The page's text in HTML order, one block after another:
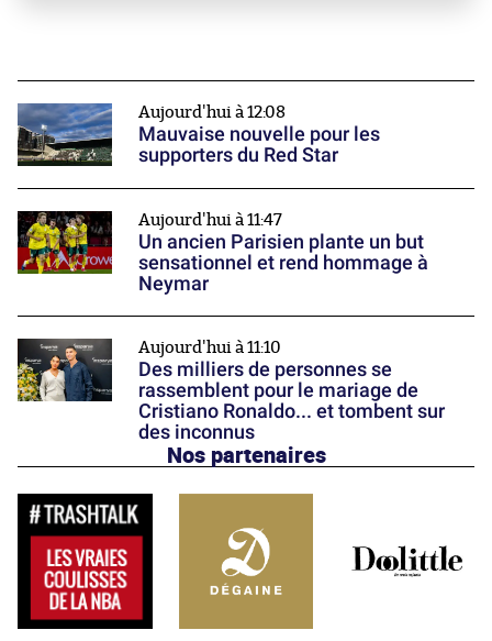
Aujourd'hui à 12:08
Mauvaise nouvelle pour les
supporters du Red Star
Aujourd'hui à 11:47
Un ancien Parisien plante un but
sensationnel et rend hommage à
Neymar
Aujourd'hui à 11:10
Des milliers de personnes se
rassemblent pour le mariage de
Cristiano Ronaldo... et tombent sur
des inconnus
Nos partenaires